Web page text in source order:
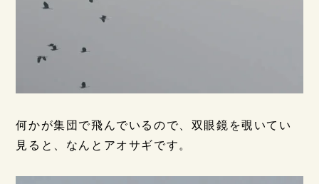
何かが集団で飛んでいるので、双眼鏡を覗いてい
見ると、なんとアオサギです。